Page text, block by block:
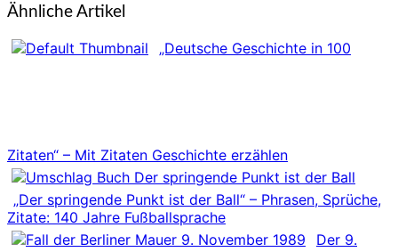
Ähnliche Artikel
„Deutsche Geschichte in 100
Zitaten“ – Mit Zitaten Geschichte erzählen
„Der springende Punkt ist der Ball“ – Phrasen, Sprüche,
Zitate: 140 Jahre Fußballsprache
Der 9.